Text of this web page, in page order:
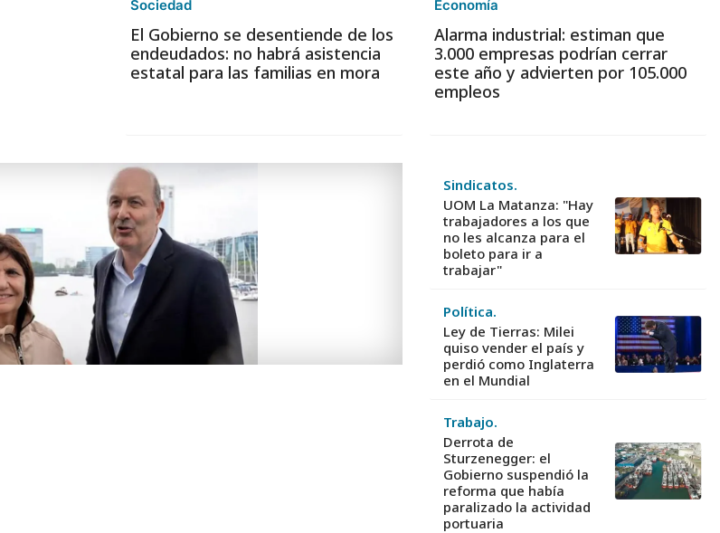
Sociedad
El Gobierno se desentiende de los
endeudados: no habrá asistencia
estatal para las familias en mora
Economía
Alarma industrial: estiman que
3.000 empresas podrían cerrar
este año y advierten por 105.000
empleos
Sindicatos.
UOM La Matanza: "Hay
trabajadores a los que
no les alcanza para el
boleto para ir a
trabajar"
Política.
Ley de Tierras: Milei
quiso vender el país y
perdió como Inglaterra
en el Mundial
Trabajo.
Derrota de
Sturzenegger: el
Gobierno suspendió la
reforma que había
paralizado la actividad
portuaria